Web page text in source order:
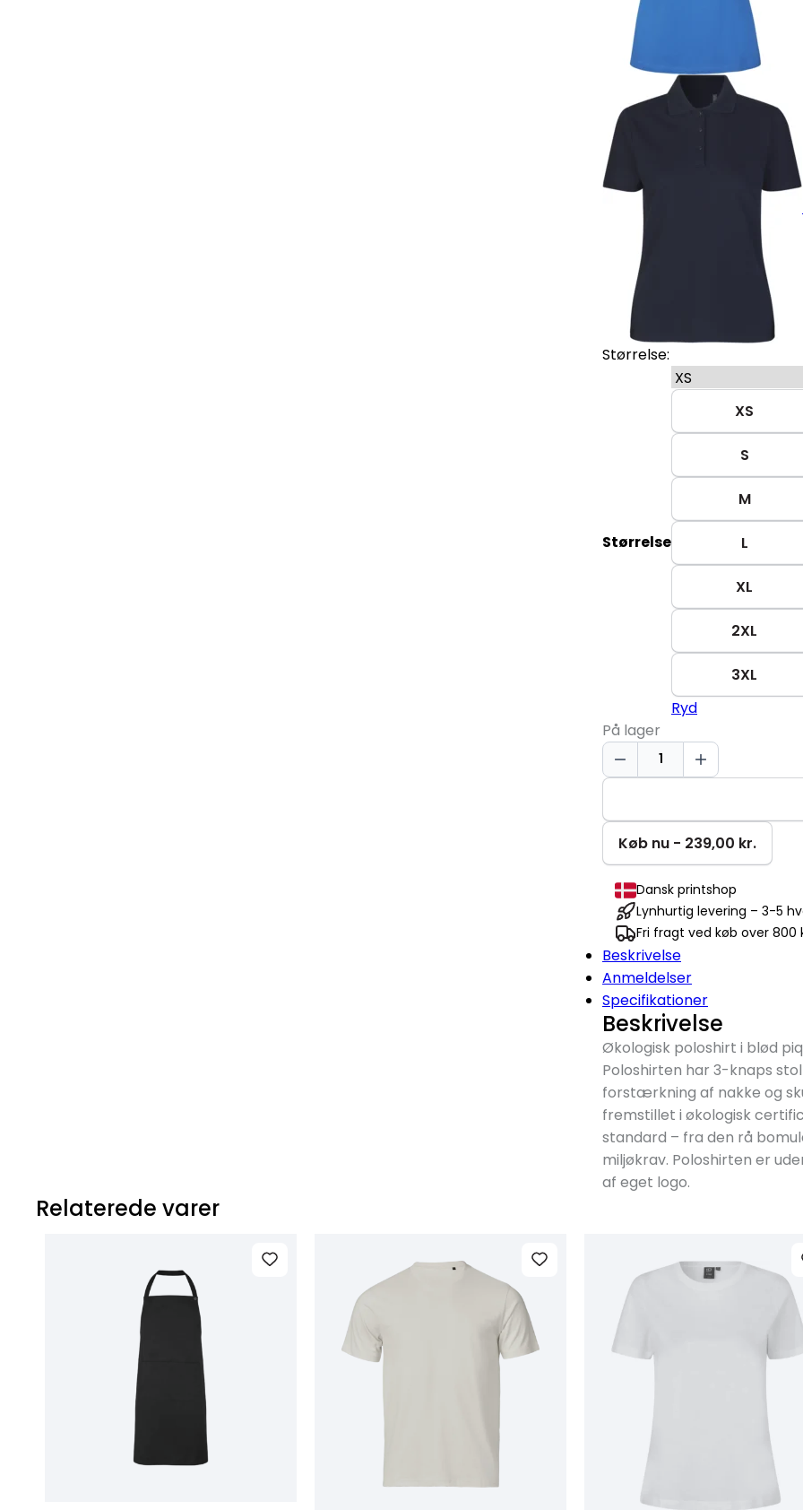
Størrelse:
Størrelse
XS
S
M
L
XL
2XL
3XL
Ryd
På lager
Økologisk
Poloshirt
Dame
antal
Køb nu - 239,00 kr.
Dansk printshop
Lynhurtig levering – 3-5
Fri fragt ved køb over 800
Beskrivelse
Anmeldelser
Specifikationer
Beskrivelse
Økologisk poloshirt i blød
Poloshirten har 3-knaps
forstærkning af nakke og
fremstillet i økologisk
standard – fra den rå
miljøkrav. Poloshirten er
af eget logo.
Relaterede varer